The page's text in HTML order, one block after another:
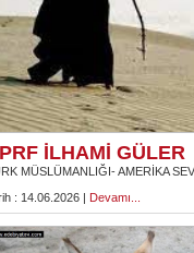
PRF İLHAMİ GÜLER
MÜSLÜMANLIĞI- AMERİKA
: 14.06.2026 | Devamı...